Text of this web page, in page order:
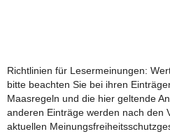
Richtlinien für Lesermeinungen:
bitte beachten Sie bei ihren
Maasregeln und die hier geltende
anderen Einträge werden nach den
aktuellen